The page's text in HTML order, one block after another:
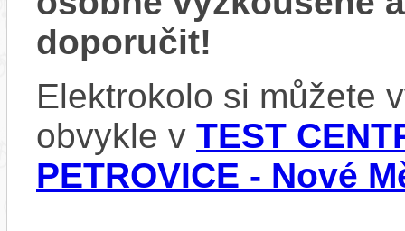
doporučit!
Elektrokolo si můžete
obvykle v TEST
PETROVICE - Nové